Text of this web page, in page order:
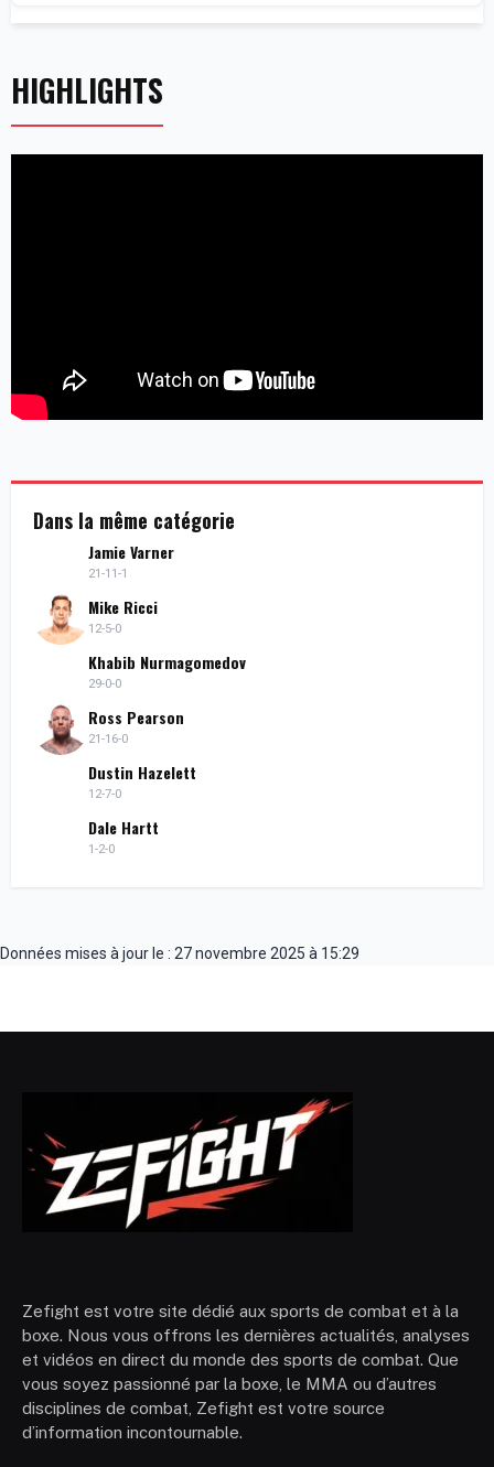
HIGHLIGHTS
Dans la même catégorie
Jamie Varner
21-11-1
Mike Ricci
12-5-0
Khabib Nurmagomedov
29-0-0
Ross Pearson
21-16-0
Dustin Hazelett
12-7-0
Dale Hartt
1-2-0
Données mises à jour le : 27 novembre 2025 à 15:29
Zefight est votre site dédié aux sports de combat et à la
boxe. Nous vous offrons les dernières actualités, analyses
et vidéos en direct du monde des sports de combat. Que
vous soyez passionné par la boxe, le MMA ou d’autres
disciplines de combat, Zefight est votre source
d’information incontournable.